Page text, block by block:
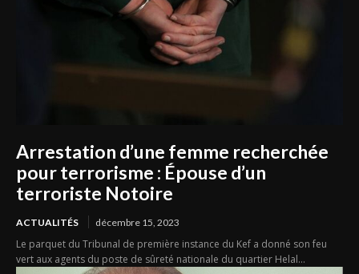
Arrestation d’une femme recherchée
pour terrorisme : Épouse d’un
terroriste Notoire
ACTUALITÉS décembre 15, 2023
Le parquet du Tribunal de première instance du Kef a donné son feu
vert aux agents du poste de sûreté nationale du quartier Helal...